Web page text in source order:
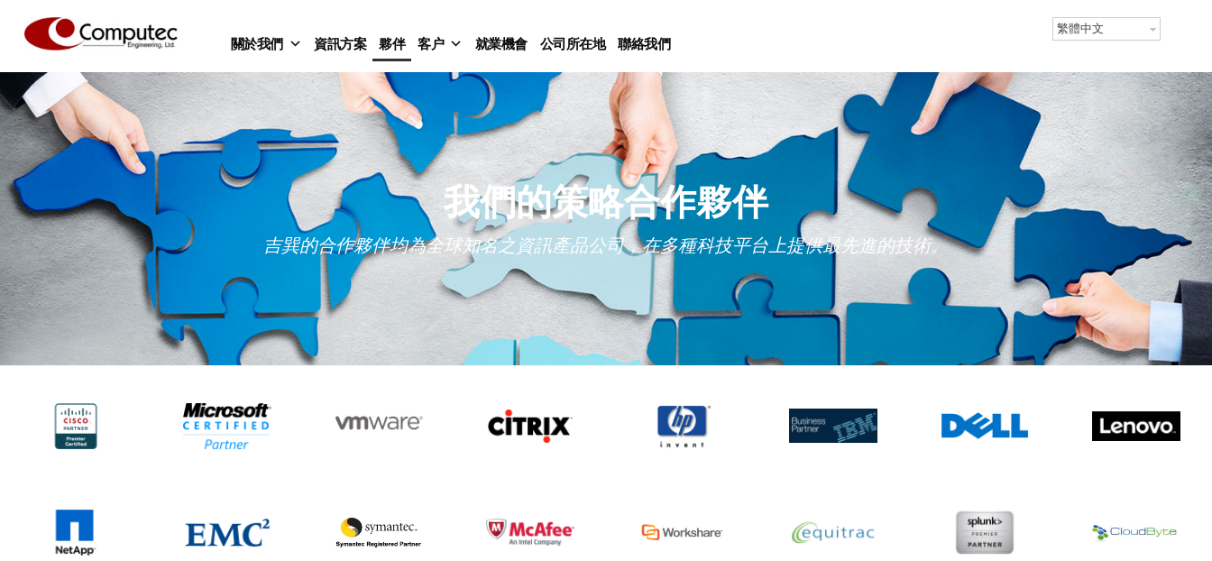
關於我們 資訊方案 夥伴 客户 就業機會 公司所在地 聯絡我們
繁體中文
我們的策略合作夥伴
吉巽的合作夥伴均為全球知名之資訊產品公司，在多種科技平台上提供最先進的技術。